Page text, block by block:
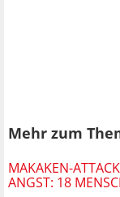
Mehr zum
MAKAKEN-
ANGST: 18